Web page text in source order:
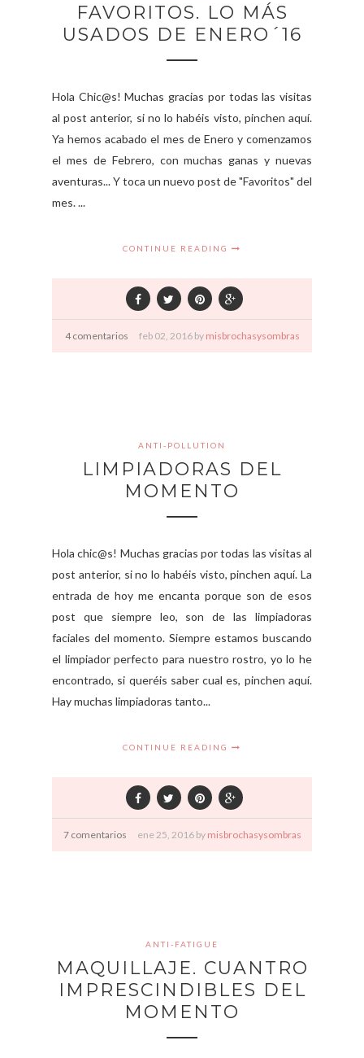
FAVORITOS. LO MÁS
USADOS DE ENERO´16
Hola Chic@s! Muchas gracias por todas las visitas
al post anterior, si no lo habéis visto, pinchen aquí.
Ya hemos acabado el mes de Enero y comenzamos
el mes de Febrero, con muchas ganas y nuevas
aventuras... Y toca un nuevo post de "Favoritos" del
mes. ...
CONTINUE READING
4 comentarios feb 02, 2016 by misbrochasysombras
ANTI-POLLUTION
LIMPIADORAS DEL
MOMENTO
Hola chic@s! Muchas gracias por todas las visitas al
post anterior, si no lo habéis visto, pinchen aquí. La
entrada de hoy me encanta porque son de esos
post que siempre leo, son de las limpiadoras
faciales del momento. Siempre estamos buscando
el limpiador perfecto para nuestro rostro, yo lo he
encontrado, si queréis saber cual es, pinchen aquí.
Hay muchas limpiadoras tanto...
CONTINUE READING
7 comentarios ene 25, 2016 by misbrochasysombras
ANTI-FATIGUE
MAQUILLAJE. CUANTRO
IMPRESCINDIBLES DEL
MOMENTO